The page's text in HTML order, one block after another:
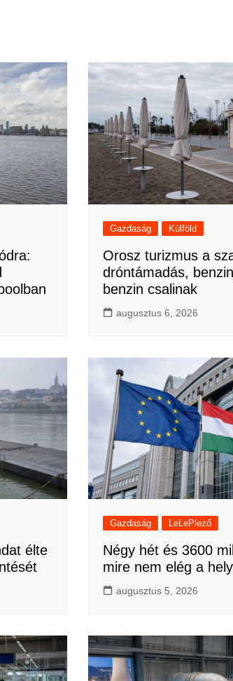
Gazdaság Külföld
Orosz turizmus a
dróntámadás,
benzin csalinak
augusztus 6, 2026
élte
Gazdaság LeLePlező
Négy hét és 3600
mire nem elég a
augusztus 5, 2026